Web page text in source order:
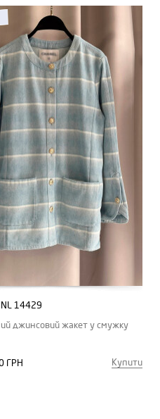
14429
джинсовий жакет у смужку
ГРН Купити